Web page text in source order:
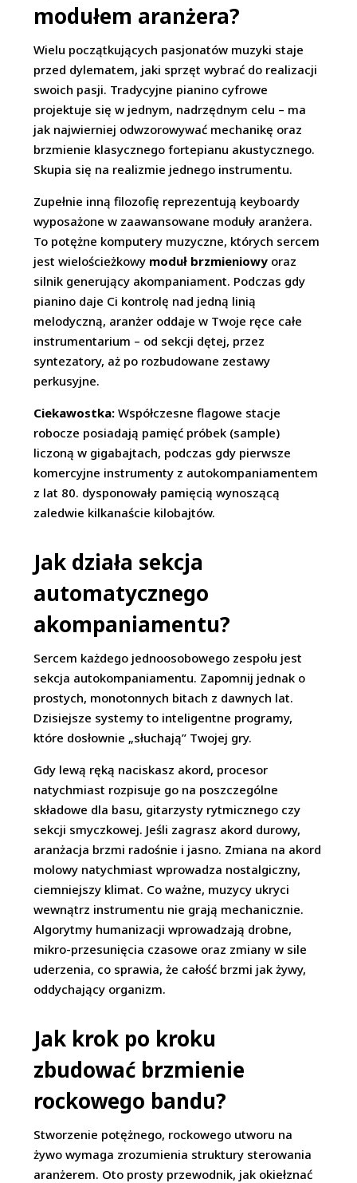
modułem aranżera?
Wielu początkujących pasjonatów muzyki staje
przed dylematem, jaki sprzęt wybrać do realizacji
swoich pasji. Tradycyjne pianino cyfrowe
projektuje się w jednym, nadrzędnym celu – ma
jak najwierniej odwzorowywać mechanikę oraz
brzmienie klasycznego fortepianu akustycznego.
Skupia się na realizmie jednego instrumentu.
Zupełnie inną filozofię reprezentują keyboardy
wyposażone w zaawansowane moduły aranżera.
To potężne komputery muzyczne, których sercem
jest wielościeżkowy moduł brzmieniowy oraz
silnik generujący akompaniament. Podczas gdy
pianino daje Ci kontrolę nad jedną linią
melodyczną, aranżer oddaje w Twoje ręce całe
instrumentarium – od sekcji dętej, przez
syntezatory, aż po rozbudowane zestawy
perkusyjne.
Ciekawostka: Współczesne flagowe stacje
robocze posiadają pamięć próbek (sample)
liczoną w gigabajtach, podczas gdy pierwsze
komercyjne instrumenty z autokompaniamentem
z lat 80. dysponowały pamięcią wynoszącą
zaledwie kilkanaście kilobajtów.
Jak działa sekcja
automatycznego
akompaniamentu?
Sercem każdego jednoosobowego zespołu jest
sekcja autokompaniamentu. Zapomnij jednak o
prostych, monotonnych bitach z dawnych lat.
Dzisiejsze systemy to inteligentne programy,
które dosłownie „słuchają” Twojej gry.
Gdy lewą ręką naciskasz akord, procesor
natychmiast rozpisuje go na poszczególne
składowe dla basu, gitarzysty rytmicznego czy
sekcji smyczkowej. Jeśli zagrasz akord durowy,
aranżacja brzmi radośnie i jasno. Zmiana na akord
molowy natychmiast wprowadza nostalgiczny,
ciemniejszy klimat. Co ważne, muzycy ukryci
wewnątrz instrumentu nie grają mechanicznie.
Algorytmy humanizacji wprowadzają drobne,
mikro-przesunięcia czasowe oraz zmiany w sile
uderzenia, co sprawia, że całość brzmi jak żywy,
oddychający organizm.
Jak krok po kroku
zbudować brzmienie
rockowego bandu?
Stworzenie potężnego, rockowego utworu na
żywo wymaga zrozumienia struktury sterowania
aranżerem. Oto prosty przewodnik, jak okiełznać